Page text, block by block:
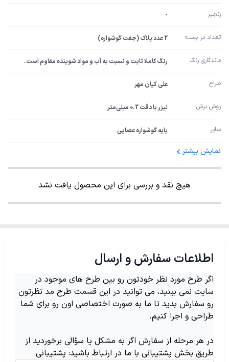
زنجیر -
تعداد در بسته 2 عدد پلاک (جفت گوشواره)
ماندگاری رنگ رنگ کاملا ثابت و نسبت به آب و مواد شوینده مقاوم است.
طراح علی کیان مهر
روش برش لیزر با دقت 0.2 میلی‌متر
سایر پایه گوشواره عصایی
نمایش بیشتر
هیچ نقد و بررسی برای این محصول یافت نشد
اطلاعات سفارش و ارسال
اگر طرح مورد نظر خودتون رو بین طرح های موجود در
سایت نمی بینید، می توانید در این قسمت طرح مد نظرتون
رو سفارش بدید تا ما به صورت اختصاصی اون رو برای شما
طراحی و اجرا کنیم.
در هر مرحله از سفارش اگر به مشکل یا سؤالی برخوردید از
طریق بخش پشتیبانی با ما در ارتباط باشید: پشتیبانی